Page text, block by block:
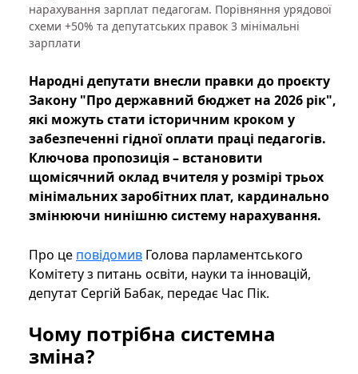
нарахування зарплат педагогам. Порівняння урядової
схеми +50% та депутатських правок 3 мінімальні
зарплати
Народні депутати внесли правки до проєкту
Закону "Про державний бюджет на 2026 рік",
які можуть стати історичним кроком у
забезпеченні гідної оплати праці педагогів.
Ключова пропозиція – встановити
щомісячний оклад вчителя у розмірі трьох
мінімальних заробітних плат, кардинально
змінюючи нинішню систему нарахування.
Про це повідомив Голова парламентського
Комітету з питань освіти, науки та інновацій,
депутат Сергій Бабак, передає Час Пік.
Чому потрібна системна
зміна?